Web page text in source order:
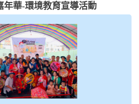
年華-環境教育宣導活動